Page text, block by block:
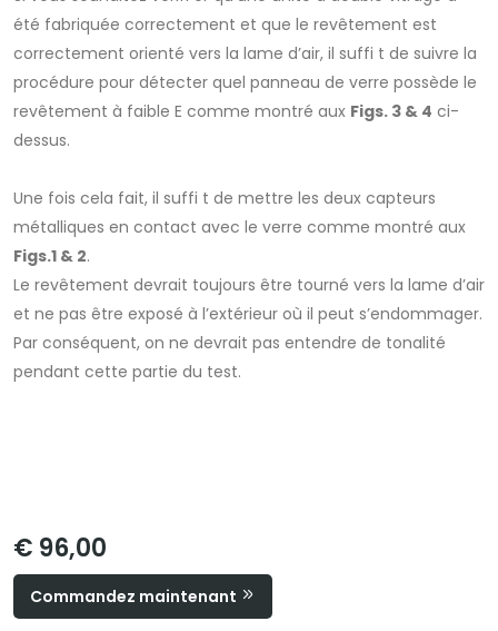
été fabriquée correctement et que le revêtement est
correctement orienté vers la lame d’air, il suffi t de suivre la
procédure pour détecter quel panneau de verre possède le
revêtement à faible E comme montré aux Figs. 3 & 4 ci-
dessus.
Une fois cela fait, il suffi t de mettre les deux capteurs
métalliques en contact avec le verre comme montré aux
Figs.1 & 2.
Le revêtement devrait toujours être tourné vers la lame d’air
et ne pas être exposé à l’extérieur où il peut s’endommager.
Par conséquent, on ne devrait pas entendre de tonalité
pendant cette partie du test.
€ 96,00
Commandez maintenant